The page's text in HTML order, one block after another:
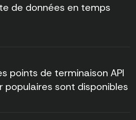
de données en temps
points de terminaison API
populaires sont disponibles